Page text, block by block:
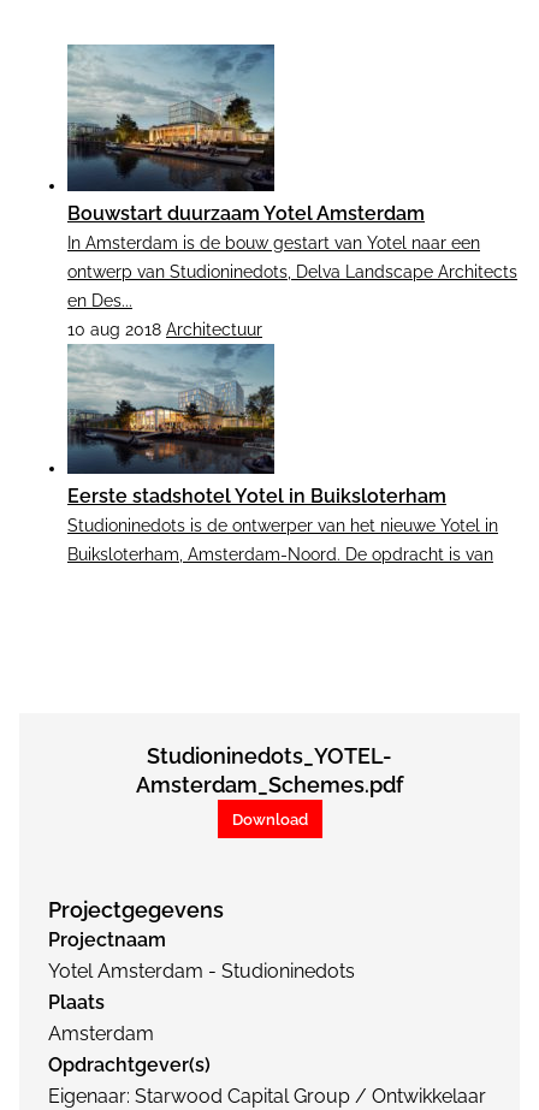
Bouwstart duurzaam Yotel Amsterdam
In Amsterdam is de bouw gestart van Yotel naar een
ontwerp van Studioninedots, Delva Landscape Architects
en Des...
10 aug 2018 Architectuur
Eerste stadshotel Yotel in Buiksloterham
Studioninedots is de ontwerper van het nieuwe Yotel in
Buiksloterham, Amsterdam-Noord. De opdracht is van
Studioninedots_YOTEL-
Amsterdam_Schemes.pdf
Download
Projectgegevens
Projectnaam
Yotel Amsterdam - Studioninedots
Plaats
Amsterdam
Opdrachtgever(s)
Eigenaar: Starwood Capital Group / Ontwikkelaar